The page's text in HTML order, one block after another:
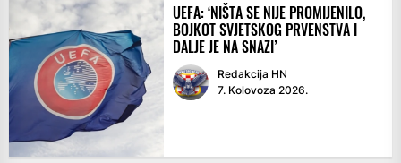
UEFA: ‘NIŠTA SE NIJE PROMIJENILO,
BOJKOT SVJETSKOG PRVENSTVA I
DALJE JE NA SNAZI’
Redakcija HN
7. Kolovoza 2026.